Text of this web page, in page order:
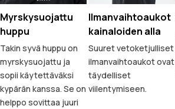
Myrskysuojattu
huppu
Takin syvä huppu on
myrskysuojattu ja
sopii käytettäväksi
kypärän kanssa. Se on
helppo sovittaa juuri
Ilmanvaihtoaukot
kainaloiden alla
Suuret vetoketjulliset
ilmanvaihtoaukot ovat
täydelliset
viilentymiseen.